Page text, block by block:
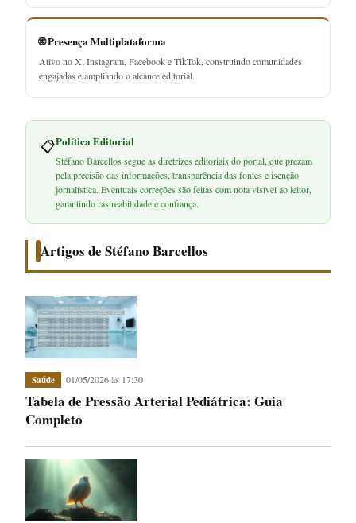
🌐 Presença Multiplataforma
Ativo no X, Instagram, Facebook e TikTok, construindo comunidades
engajadas e ampliando o alcance editorial.
📋Política Editorial
Stéfano Barcellos segue as diretrizes editoriais do portal, que prezam
pela precisão das informações, transparência das fontes e isenção
jornalística. Eventuais correções são feitas com nota visível ao leitor,
garantindo rastreabilidade e confiança.
Artigos de Stéfano Barcellos
Saúde 01/05/2026 às 17:30
Tabela de Pressão Arterial Pediátrica: Guia
Completo